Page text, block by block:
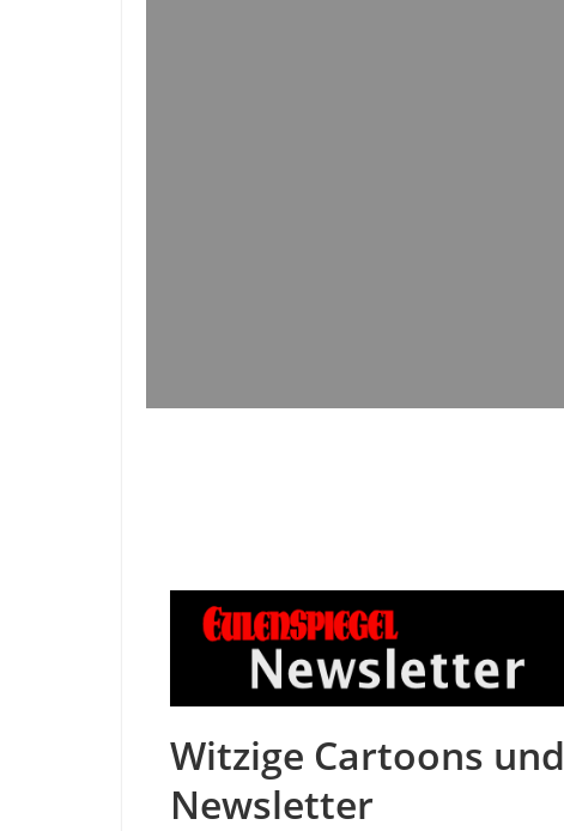
Witzige Cartoons
Newsletter